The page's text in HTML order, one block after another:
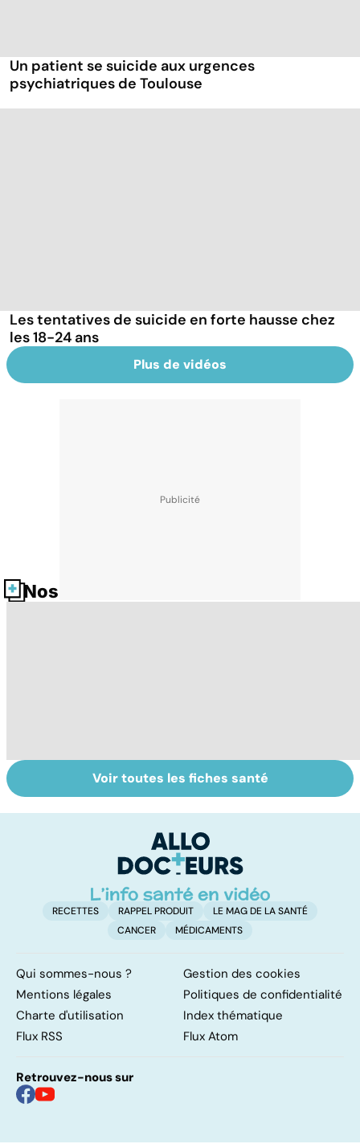
Un patient se suicide aux urgences
psychiatriques de Toulouse
Les tentatives de suicide en forte hausse chez
les 18-24 ans
Plus de vidéos
Nos fiches santé
Suicide : prévenir
le passage à
Automutilation :
des ados en
Voir toutes les fiches santé
RECETTES RAPPEL PRODUIT
LE MAG DE LA SANTÉ
CANCER
MÉDICAMENTS
Qui sommes-nous ?
Gestion des cookies
Mentions légales
Politiques de confidentialité
Charte d'utilisation
Index thématique
Flux RSS
Flux Atom
Retrouvez-nous sur